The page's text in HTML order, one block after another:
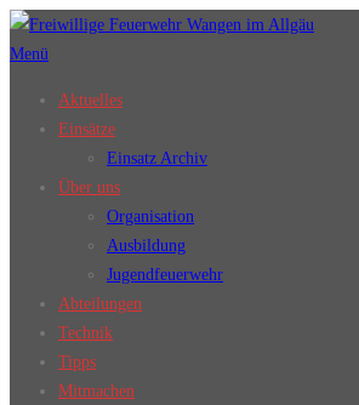
Zum
Inhalt
Menü
Aktuelles
Einsätze
Einsatz Archiv
Über uns
Organisation
Ausbildung
Jugendfeuerwehr
Abteilungen
Technik
Tipps
Mitmachen